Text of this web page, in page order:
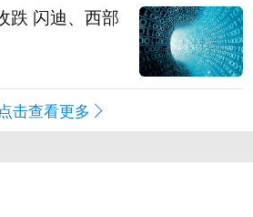
跌 闪迪、西部
点击查看更多